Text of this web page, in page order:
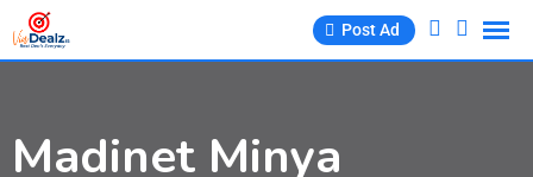
Post Ad
Madinet Minya